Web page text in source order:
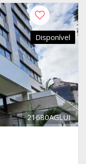
Disponível
21680AGLUI